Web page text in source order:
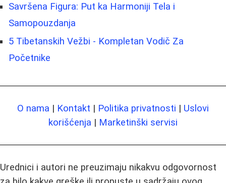
Savršena Figura: Put ka Harmoniji Tela i
Samopouzdanja
5 Tibetanskih Vežbi - Kompletan Vodič Za
Početnike
O nama | Kontakt | Politika privatnosti | Uslovi
korišćenja | Marketinški servisi
Urednici i autori ne preuzimaju nikakvu odgovornost